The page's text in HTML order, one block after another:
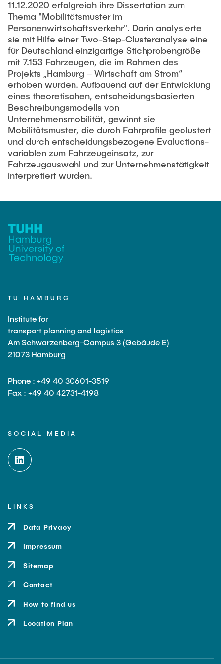
Abgeschlossene studentische Arbeiten
Land-use and transport planning
Transport and logistics hubs
Book tips
Medien
11.12.2020 erfolgreich ihre Dissertation zum
Thema "Mobilitätsmuster im
Personenwirtschaftsverkehr". Darin analysierte
sie mit Hilfe einer Two-Step-Clusteranalyse eine
für Deutschland einzigartige Stichproben­größe
mit 7.153 Fahrzeugen, die im Rahmen des
Projekts „Hamburg – Wirtschaft am Strom“
erhoben wurden. Aufbauend auf der Entwicklung
eines theoretischen, entscheidungsbasierten
Beschreibungsmodells von
Unternehmensmobilität, gewinnt sie
Mobilitätsmuster, die durch Fahrprofile geclustert
und durch entscheidungsbezogene Evaluations­
variablen zum Fahrzeugeinsatz, zur
Fahrzeugauswahl und zur Unternehmenstätigkeit
interpretiert wurden.
TU HAMBURG
Institute for
transport planning and logistics
Am Schwarzenberg-Campus 3 (Gebäude E)
21073 Hamburg
Phone : +49 40 30601-3519
Fax : +49 40 42731-4198
SOCIAL MEDIA
LINKS
Data Privacy
Impressum
Sitemap
Contact
How to find us
Location Plan